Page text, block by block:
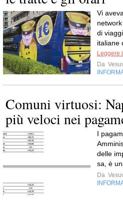
Vi
di
italiane
Leggere
Da
Comuni virtuosi:
più veloci nei
I
delle
sa, è
Da